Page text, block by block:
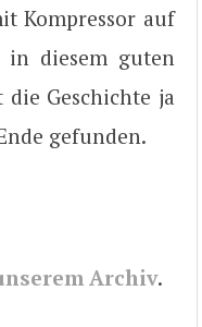
Kompressor auf
in diesem guten
Geschichte ja
gefunden.
Archiv.